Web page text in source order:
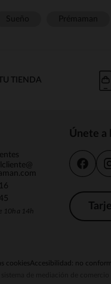
TIENDA
10h a 14h
Únete a
cookiesAccesibilidad: no